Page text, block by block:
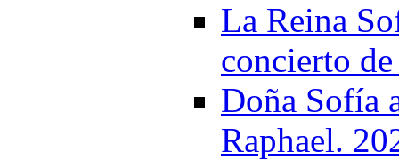
La Reina
concierto
Doña Sofía
Raphael.